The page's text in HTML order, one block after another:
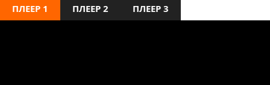
ПЛЕЕР 1 ПЛЕЕР 2 ПЛЕЕР 3